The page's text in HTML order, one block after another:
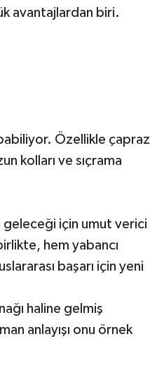
avantajlardan biri.
Özellikle çapraz
kolları ve sıçrama
geleceği için umut verici
hem yabancı
başarı için yeni
haline gelmiş
anlayışı onu örnek